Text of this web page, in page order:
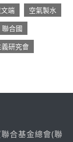
端
空氣製水
聯合國
研究會
合基金總會(聯